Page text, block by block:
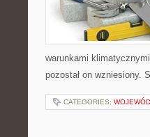
warunkami
pozostał on wzniesiony.
CATEGORIES: